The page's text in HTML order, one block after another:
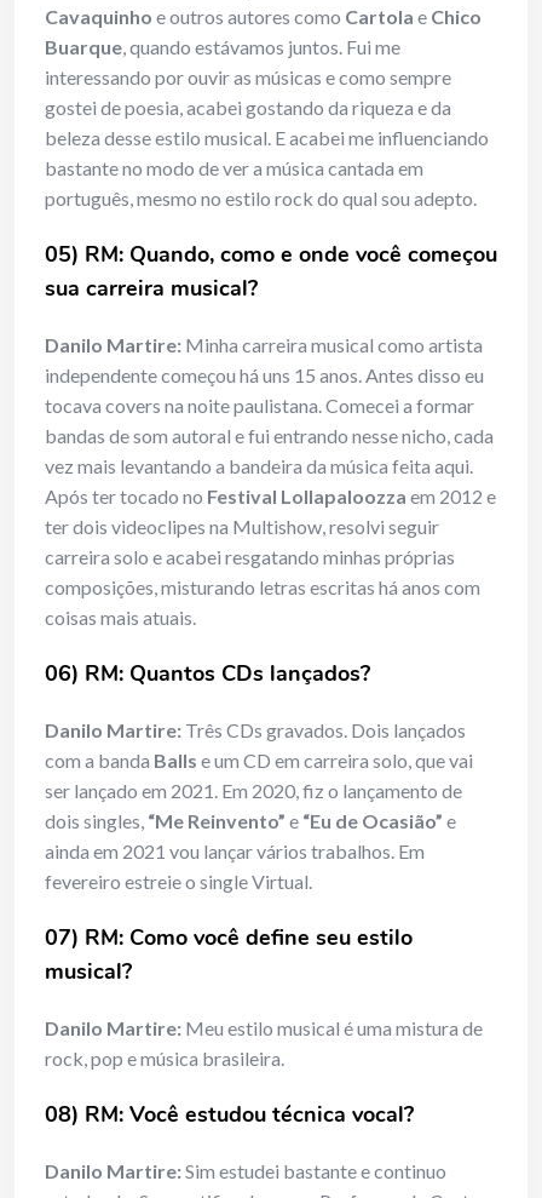
Cavaquinho e outros autores como Cartola e Chico
Buarque, quando estávamos juntos. Fui me
interessando por ouvir as músicas e como sempre
gostei de poesia, acabei gostando da riqueza e da
beleza desse estilo musical. E acabei me influenciando
bastante no modo de ver a música cantada em
português, mesmo no estilo rock do qual sou adepto.
05) RM: Quando, como e onde você começou
sua carreira musical?
Danilo Martire: Minha carreira musical como artista
independente começou há uns 15 anos. Antes disso eu
tocava covers na noite paulistana. Comecei a formar
bandas de som autoral e fui entrando nesse nicho, cada
vez mais levantando a bandeira da música feita aqui.
Após ter tocado no Festival Lollapaloozza em 2012 e
ter dois videoclipes na Multishow, resolvi seguir
carreira solo e acabei resgatando minhas próprias
composições, misturando letras escritas há anos com
coisas mais atuais.
06) RM: Quantos CDs lançados?
Danilo Martire: Três CDs gravados. Dois lançados
com a banda Balls e um CD em carreira solo, que vai
ser lançado em 2021. Em 2020, fiz o lançamento de
dois singles, “Me Reinvento” e “Eu de Ocasião” e
ainda em 2021 vou lançar vários trabalhos. Em
fevereiro estreie o single Virtual.
07) RM: Como você define seu estilo
musical?
Danilo Martire: Meu estilo musical é uma mistura de
rock, pop e música brasileira.
08) RM: Você estudou técnica vocal?
Danilo Martire:Sim estudei bastante e continuo